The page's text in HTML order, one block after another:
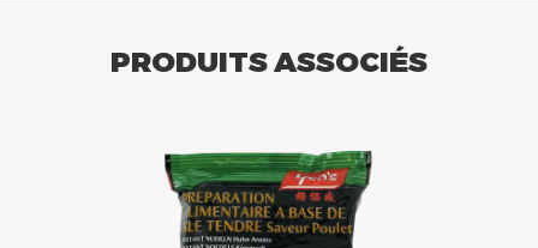
PRODUITS ASSOCIÉS